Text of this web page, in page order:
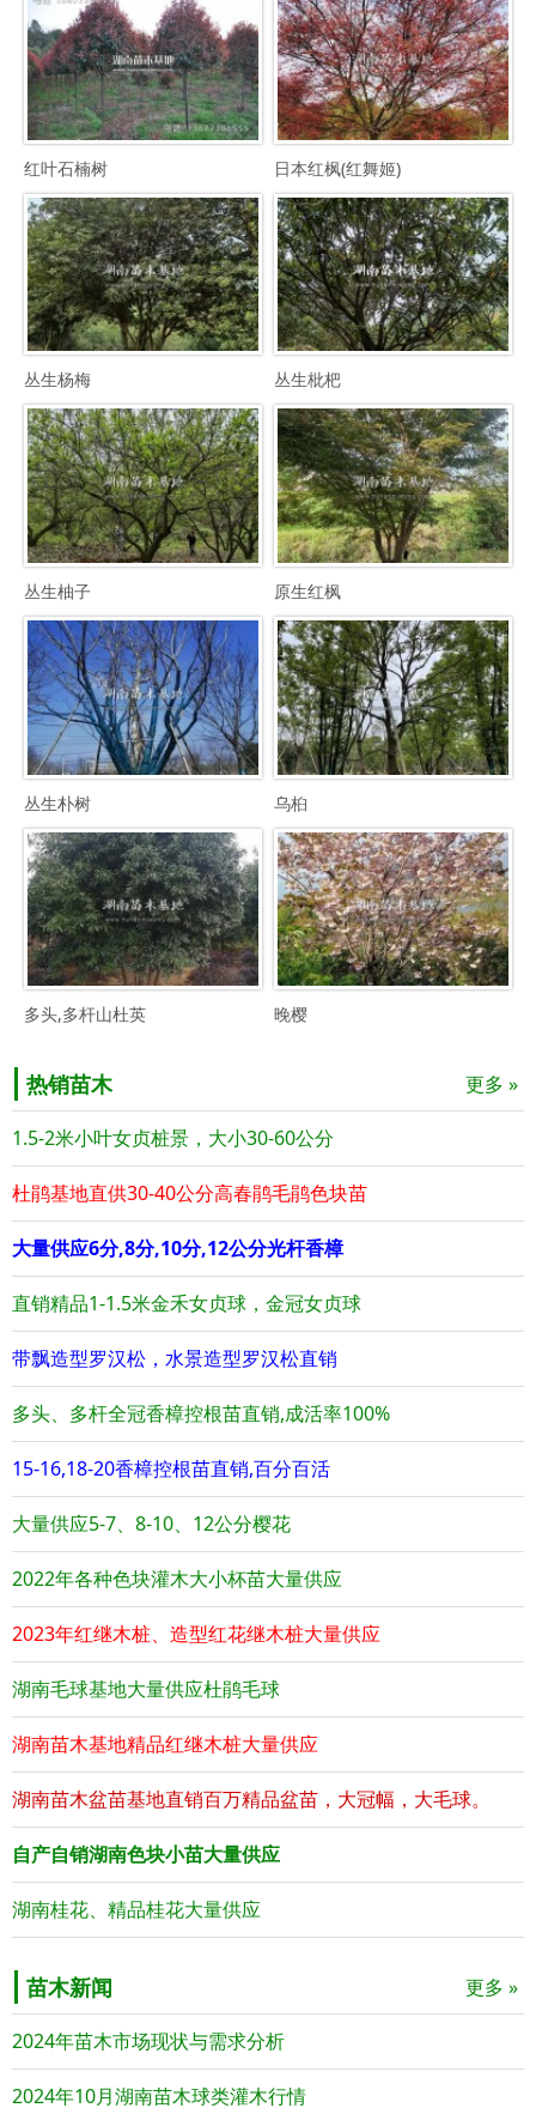
红叶石楠树 日本红枫(红舞姬)
丛生杨梅 丛生枇杷
丛生柚子 原生红枫
丛生朴树 乌桕
多头,多杆山杜英 晚樱
热销苗木 更多 »
1.5-2米小叶女贞桩景，大小30-60公分
杜鹃基地直供30-40公分高春鹃毛鹃色块苗
大量供应6分,8分,10分,12公分光杆香樟
直销精品1-1.5米金禾女贞球，金冠女贞球
带飘造型罗汉松，水景造型罗汉松直销
多头、多杆全冠香樟控根苗直销,成活率100%
15-16,18-20香樟控根苗直销,百分百活
大量供应5-7、8-10、12公分樱花
2022年各种色块灌木大小杯苗大量供应
2023年红继木桩、造型红花继木桩大量供应
湖南毛球基地大量供应杜鹃毛球
湖南苗木基地精品红继木桩大量供应
湖南苗木盆苗基地直销百万精品盆苗，大冠幅，大毛球。
自产自销湖南色块小苗大量供应
湖南桂花、精品桂花大量供应
苗木新闻 更多 »
2024年苗木市场现状与需求分析
2024年10月湖南苗木球类灌木行情